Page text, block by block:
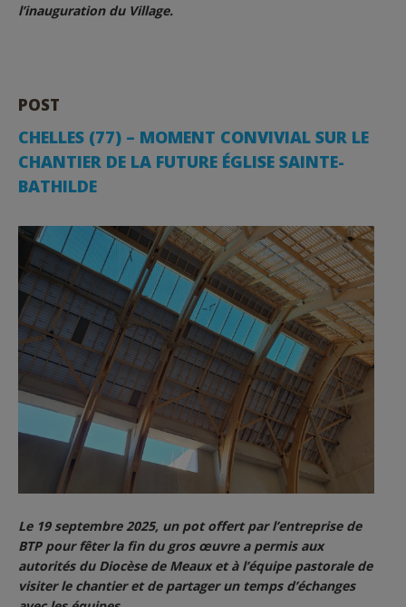
l’inauguration du Village.
POST
CHELLES (77) – MOMENT CONVIVIAL SUR LE
CHANTIER DE LA FUTURE ÉGLISE SAINTE-
BATHILDE
Le 19 septembre 2025, un pot offert par l’entreprise de
BTP pour fêter la fin du gros œuvre a permis aux
autorités du Diocèse de Meaux et à l’équipe pastorale de
visiter le chantier et de partager un temps d’échanges